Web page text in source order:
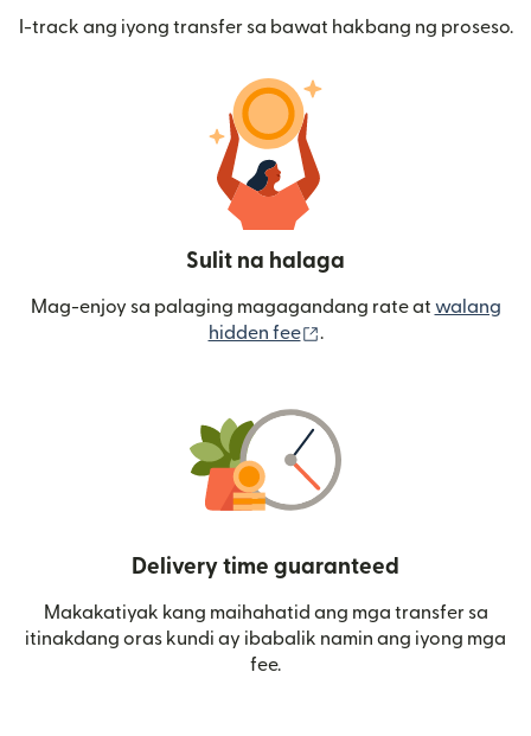
I-track ang iyong transfer sa bawat hakbang ng proseso.
Sulit na halaga
Mag-enjoy sa palaging magagandang rate at walang
hidden fee
.
Delivery time guaranteed
Makakatiyak kang maihahatid ang mga transfer sa
itinakdang oras kundi ay ibabalik namin ang iyong mga
fee.